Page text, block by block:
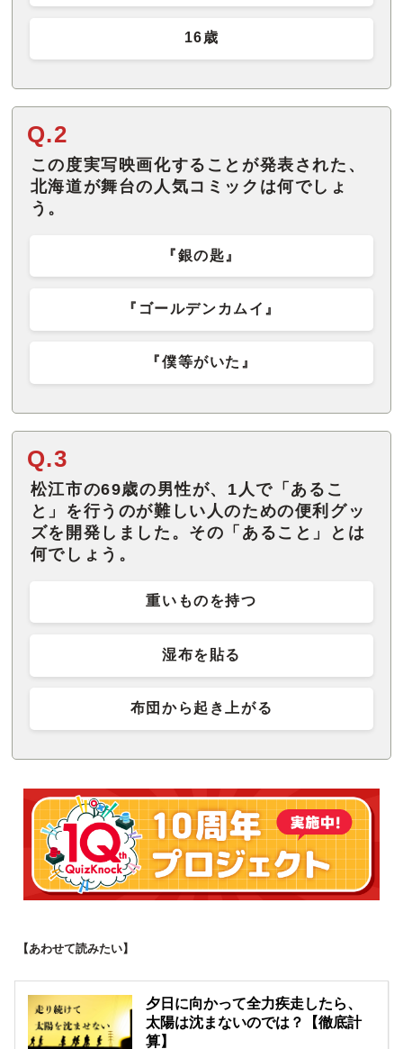
16歳
Q.2
この度実写映画化することが発表された、
北海道が舞台の人気コミックは何でしょ
う。
『銀の匙』
『ゴールデンカムイ』
『僕等がいた』
Q.3
松江市の69歳の男性が、1人で「あるこ
と」を行うのが難しい人のための便利グッ
ズを開発しました。その「あること」とは
何でしょう。
重いものを持つ
湿布を貼る
布団から起き上がる
【あわせて読みたい】
夕日に向かって全力疾走したら、
太陽は沈まないのでは？【徹底計
算】